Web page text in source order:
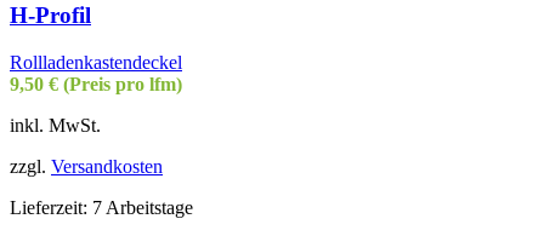
H-Profil
Rollladenkastendeckel
9,50 € (Preis pro lfm)
inkl. MwSt.
zzgl. Versandkosten
Lieferzeit: 7 Arbeitstage